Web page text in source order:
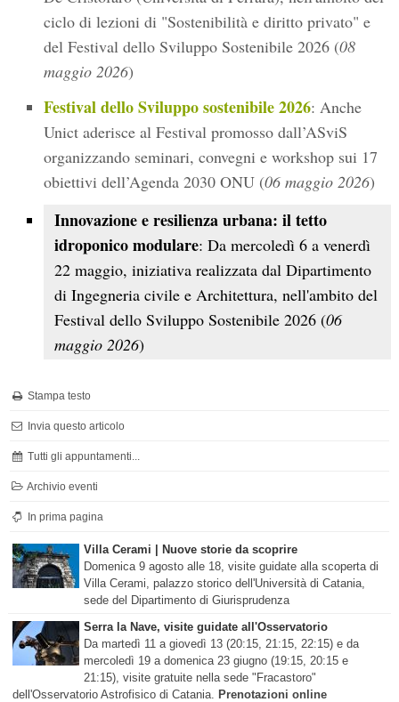
ciclo di lezioni di "Sostenibilità e diritto privato" e
del Festival dello Sviluppo Sostenibile 2026 (08
maggio 2026)
Festival dello Sviluppo sostenibile 2026: Anche
Unict aderisce al Festival promosso dall’ASviS
organizzando seminari, convegni e workshop sui 17
obiettivi dell’Agenda 2030 ONU (06 maggio 2026)
Innovazione e resilienza urbana: il tetto
idroponico modulare: Da mercoledì 6 a venerdì
22 maggio, iniziativa realizzata dal Dipartimento
di Ingegneria civile e Architettura, nell'ambito del
Festival dello Sviluppo Sostenibile 2026 (06
maggio 2026)
Stampa testo
Invia questo articolo
Tutti gli appuntamenti...
Archivio eventi
In prima pagina
Villa Cerami | Nuove storie da scoprire
Domenica 9 agosto alle 18, visite guidate alla scoperta di
Villa Cerami, palazzo storico dell'Università di Catania,
sede del Dipartimento di Giurisprudenza
Serra la Nave, visite guidate all'Osservatorio
Da martedì 11 a giovedì 13 (20:15, 21:15, 22:15) e da
mercoledì 19 a domenica 23 giugno (19:15, 20:15 e
21:15), visite gratuite nella sede "Fracastoro"
dell'Osservatorio Astrofisico di Catania. Prenotazioni online